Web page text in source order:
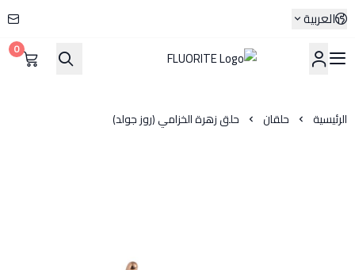
العربية
FLUORITE
0
الرئيسية حلقان حلق زهرة الخزامي (روز جولد)